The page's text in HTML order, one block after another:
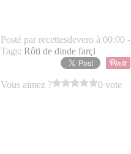
Posté par recettesdevero à 00:00 -
Tags: Rôti de dinde farçi
Vous aimez ? 0 vote